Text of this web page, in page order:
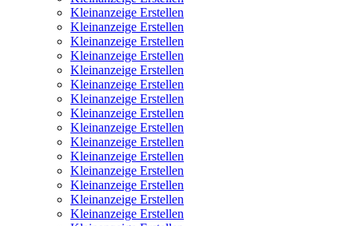
Kleinanzeige Erstellen
Kleinanzeige Erstellen
Kleinanzeige Erstellen
Kleinanzeige Erstellen
Kleinanzeige Erstellen
Kleinanzeige Erstellen
Kleinanzeige Erstellen
Kleinanzeige Erstellen
Kleinanzeige Erstellen
Kleinanzeige Erstellen
Kleinanzeige Erstellen
Kleinanzeige Erstellen
Kleinanzeige Erstellen
Kleinanzeige Erstellen
Kleinanzeige Erstellen